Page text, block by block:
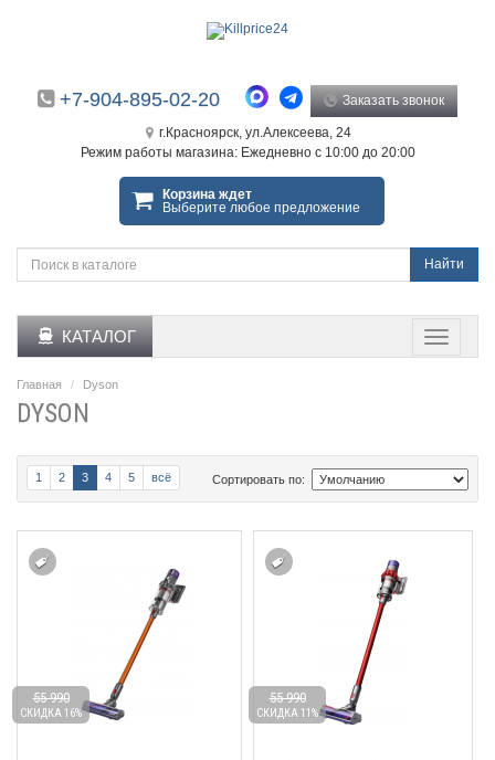
+7-904-895-02-20 Заказать звонок
г.Красноярск, ул.Алексеева, 24
Режим работы магазина: Ежедневно с 10:00 до 20:00
Корзина ждет
Выберите любое предложение
Найти
КАТАЛОГ
Главная Dyson
DYSON
Сортировать по:
1 2 3 4 5 всё
55 990
СКИДКА 16%
55 990
СКИДКА 11%